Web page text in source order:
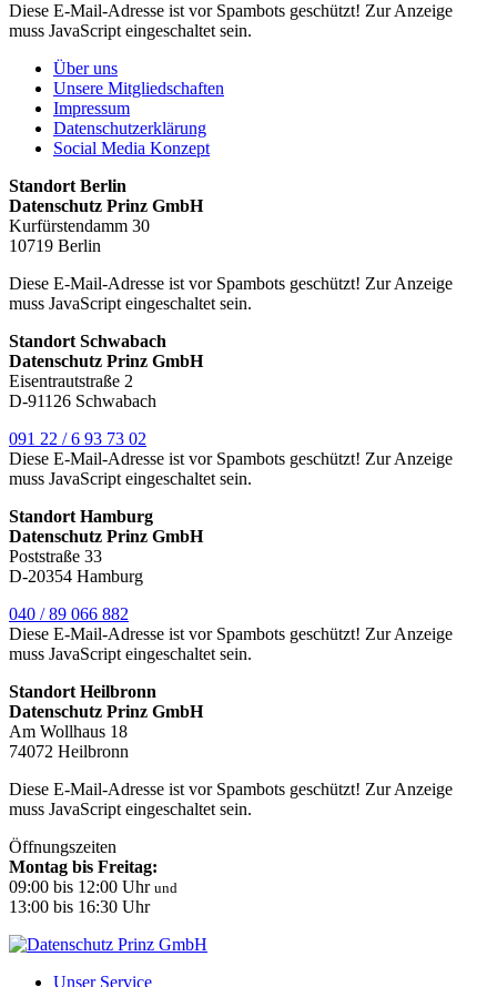
Diese E-Mail-Adresse ist vor Spambots geschützt! Zur Anzeige
muss JavaScript eingeschaltet sein.
Über uns
Unsere Mitgliedschaften
Impressum
Datenschutzerklärung
Social Media Konzept
Standort Berlin
Datenschutz Prinz GmbH
Kurfürstendamm 30
10719 Berlin
Diese E-Mail-Adresse ist vor Spambots geschützt! Zur Anzeige
muss JavaScript eingeschaltet sein.
Standort Schwabach
Datenschutz Prinz GmbH
Eisentrautstraße 2
D-91126 Schwabach
091 22 / 6 93 73 02
Diese E-Mail-Adresse ist vor Spambots geschützt! Zur Anzeige
muss JavaScript eingeschaltet sein.
Standort Hamburg
Datenschutz Prinz GmbH
Poststraße 33
D-20354 Hamburg
040 / 89 066 882
Diese E-Mail-Adresse ist vor Spambots geschützt! Zur Anzeige
muss JavaScript eingeschaltet sein.
Standort Heilbronn
Datenschutz Prinz GmbH
Am Wollhaus 18
74072 Heilbronn
Diese E-Mail-Adresse ist vor Spambots geschützt! Zur Anzeige
muss JavaScript eingeschaltet sein.
Öffnungszeiten
Montag bis Freitag:
09:00 bis 12:00 Uhr und
13:00 bis 16:30 Uhr
Unser Service